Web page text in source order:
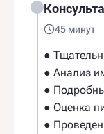
45 минут
●
● Анализ
●
● Оценка
●